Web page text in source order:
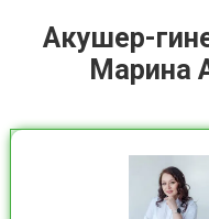
Акушер-
Марина